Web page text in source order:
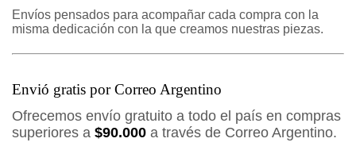
Envíos pensados para acompañar cada compra con la
misma dedicación con la que creamos nuestras piezas.
Envió gratis por Correo Argentino
Ofrecemos envío gratuito a todo el país en compras
superiores a $90.000 a través de Correo Argentino.